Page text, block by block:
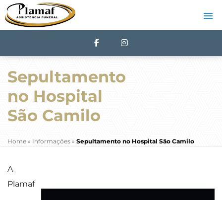
Sepultamento
no Hospital
São Camilo
Home » Informações » Sepultamento no Hospital São Camilo
A
Plamaf